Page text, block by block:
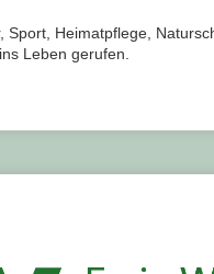
Sport, Heimatpflege,
Leben gerufen.